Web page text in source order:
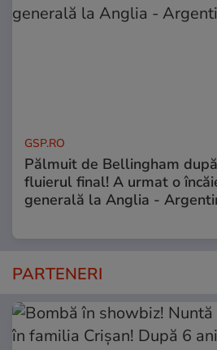
GSP.RO
Pălmuit de Bellingham după
fluierul final! A urmat o
generală la Anglia -
PARTENERI